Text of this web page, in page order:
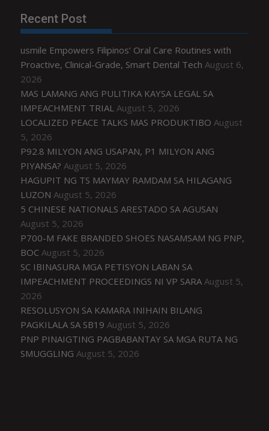
Recent Post
usmile Empowers Filipinos’ Oral Care Routines with
Proactive, Clinical-Grade, Smart Dental Tech August 6,
2026
MAS LAMANG ANG PULITIKA KAYSA LEGAL SA
IMPEACHMENT TRIAL August 5, 2026
LOCALIZED PEACE TALKS MAS PRODUKTIBO August
5, 2026
P92.8 MILYON ANG USAPAN, P1 MILYON ANG
PIYANSA? August 5, 2026
HAGUPIT NG TS MAYMAY RAMDAM SA HILAGANG
LUZON August 5, 2026
5 CHINESE NATIONALS ARESTADO SA AGUSAN
August 5, 2026
P700-M FAKE BRANDED SHOES NASAMSAM NG PNP,
BOC August 5, 2026
SC IBINASURA MGA PETISYON LABAN SA
IMPEACHMENT PROCEEDINGS NI VP SARA August 5,
2026
RESOLUSYON SA KAMARA INIHAIN BILANG
PAGKILALA SA SB19 August 5, 2026
PNP PINAIGTING PAGBABANTAY SA MGA RUTA NG
SMUGGLING August 5, 2026